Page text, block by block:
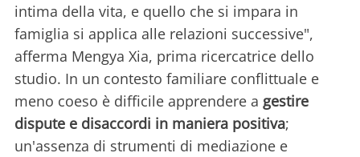
intima della vita, e quello che si impara in
famiglia si applica alle relazioni successive",
afferma Mengya Xia, prima ricercatrice dello
studio. In un contesto familiare conflittuale e
meno coeso è difficile apprendere a gestire
dispute e disaccordi in maniera positiva;
un'assenza di strumenti di mediazione e